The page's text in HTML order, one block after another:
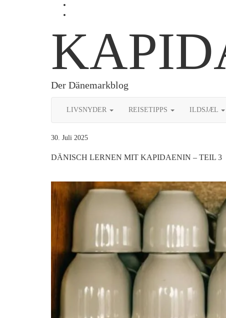
auf
Facebook
anzeigen
kapidaenin
auf
Instagram
anzeigen
Der Dänemarkblog
LIVSNYDER REISETIPPS ILDSJÆL
30. Juli 2025
DÄNISCH LERNEN MIT KAPIDAENIN – TEIL 3